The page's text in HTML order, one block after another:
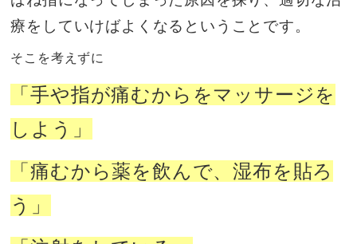
療をしていけばよくなるということです。
そこを考えずに
「手や指が痛むからをマッサージを
しよう」
「痛むから薬を飲んで、湿布を貼ろ
う」